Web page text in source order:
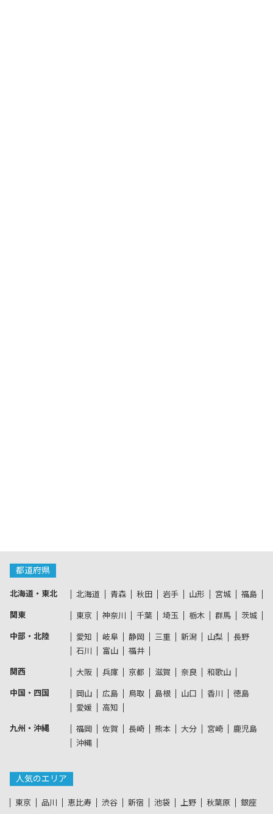
都道府県
北海道・東北 北海道 青森 秋田 岩手 山形 宮城 福島
関東 東京 神奈川 千葉 埼玉 栃木 群馬 茨城
中部・北陸 愛知 岐阜 静岡 三重 新潟 山梨
長野
石川
富山 福井
関西 大阪 兵庫 京都 滋賀 奈良 和歌山
中国・四国 岡山 広島 鳥取 島根 山口 香川
徳島
愛媛
高知
九州・沖縄 福岡 佐賀 長崎 熊本 大分 宮崎
鹿児島
沖縄
人気のエリア
東京 品川 恵比寿 渋谷 新宿 池袋 上野 秋葉原 銀座